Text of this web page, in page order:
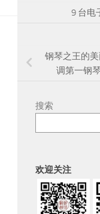
9 台电
钢琴之王的
调第一钢
搜索
欢迎关注